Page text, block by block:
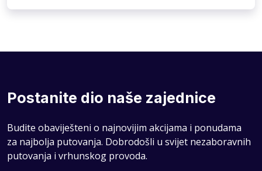
Postanite dio naše zajednice
Budite obaviješteni o najnovijim akcijama i ponudama
za najbolja putovanja. Dobrodošli u svijet nezaboravnih
putovanja i vrhunskog provoda.